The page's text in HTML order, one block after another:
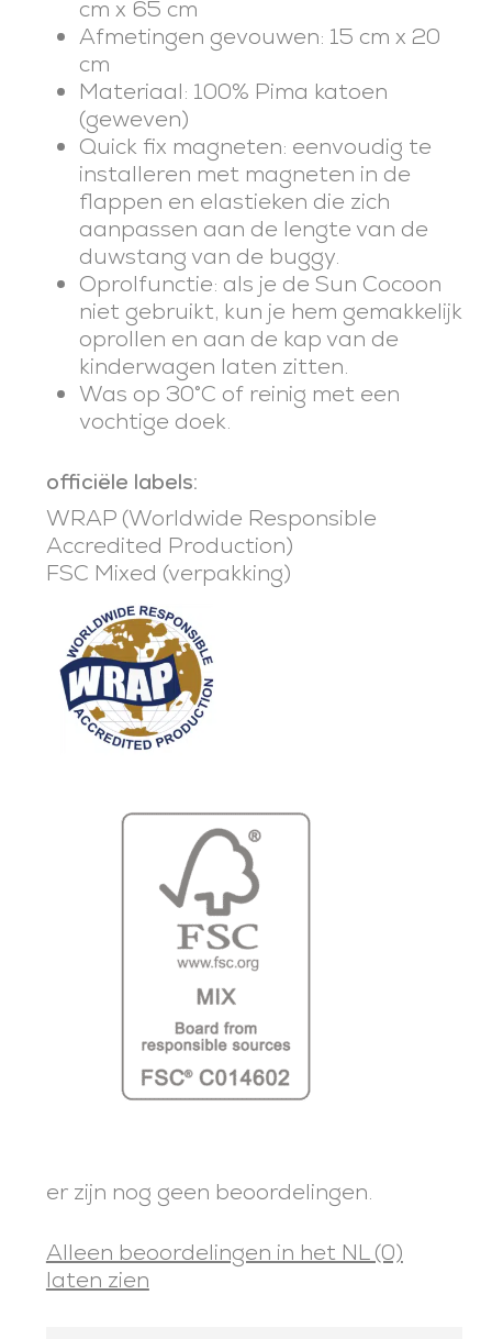
cm x 65 cm
Afmetingen gevouwen: 15 cm x 20
cm
Materiaal: 100% Pima katoen
(geweven)
Quick fix magneten: eenvoudig te
installeren met magneten in de
flappen en elastieken die zich
aanpassen aan de lengte van de
duwstang van de buggy.
Oprolfunctie: als je de Sun Cocoon
niet gebruikt, kun je hem gemakkelijk
oprollen en aan de kap van de
kinderwagen laten zitten.
Was op 30°C of reinig met een
vochtige doek.
officiële labels:
WRAP (Worldwide Responsible
Accredited Production)
FSC Mixed (verpakking)
er zijn nog geen beoordelingen.
Alleen beoordelingen in het NL (0)
laten zien